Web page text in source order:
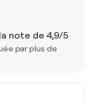
note de 4,9/5
par plus de